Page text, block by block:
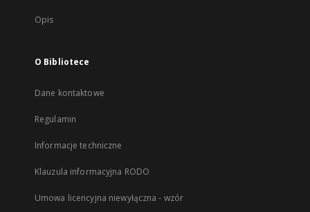
Opis
O Bibliotece
Dane kontaktowe
Regulamin
Informacje techniczne
Klauzula informacyjna RODO
Umowa licencyjna niewyłączna - wzór